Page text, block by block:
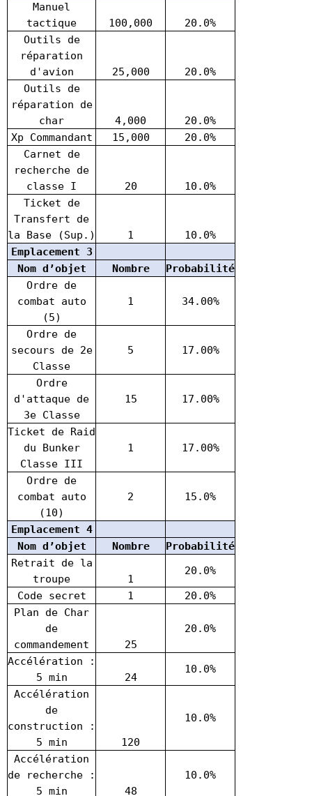
Manuel
tactique
100,000
20.0%
Outils de
réparation
d'avion
25,000
20.0%
Outils de
réparation de
char
4,000
20.0%
Xp Commandant
15,000
20.0%
Carnet de
recherche de
classe I
20
10.0%
Ticket de
Transfert de
la Base (Sup.)
1
10.0%
Emplacement 3
Nom d’objet
Nombre
Probabilité
Ordre de
combat auto
(5)
1 34.00%
Ordre de
secours de 2e
Classe
5 17.00%
Ordre
d'attaque de
3e Classe
15 17.00%
Ticket de Raid
du Bunker
Classe III
1 17.00%
Ordre de
combat auto
(10)
2 15.0%
Emplacement 4
Nom d’objet
Nombre
Probabilité
Retrait de la
troupe
1
20.0%
Code secret 1
20.0%
Plan de Char
de
commandement
25
20.0%
Accélération :
5 min
24
10.0%
Accélération
de
construction :
5 min
120
10.0%
Accélération
de recherche :
5 min
48
10.0%